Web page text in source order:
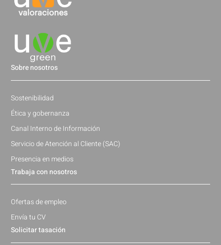
Solicitar tasación
Trabaja con nosotros
Ofertas de empleo
Envía tu CV
Sobre nosotros
Sostenibilidad
Ética y gobernanza
Canal Interno de Información
Servicio de Atención al Cliente (SAC)
Presencia en medios